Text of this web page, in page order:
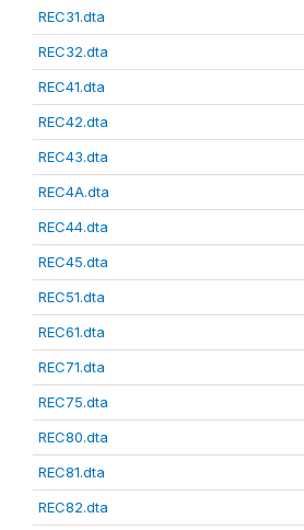
REC31.dta
REC32.dta
REC41.dta
REC42.dta
REC43.dta
REC4A.dta
REC44.dta
REC45.dta
REC51.dta
REC61.dta
REC71.dta
REC75.dta
REC80.dta
REC81.dta
REC82.dta